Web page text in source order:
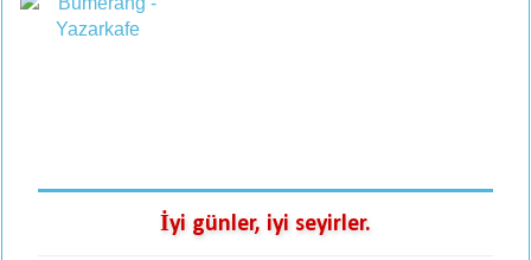
İyi günler, iyi seyirler.